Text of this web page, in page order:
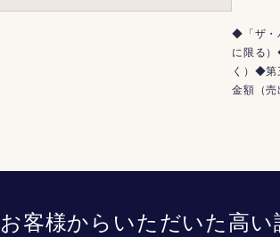
◆「ザ・
に限る
く）◆第
金額（
お客様からいただいた高